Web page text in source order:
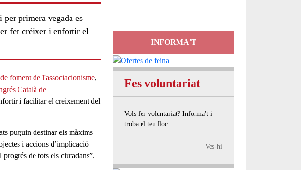
per primera vegada es
fer créixer i enfortir el
foment de l'associacionisme,
Català de
i facilitar el creixement del
puguin destinar els màxims
i accions d’implicació
progrés de tots els ciutadans”.
INFORMA'T
Fes voluntariat
Vols fer voluntariat? Informa't i
troba el teu lloc
Ves-hi